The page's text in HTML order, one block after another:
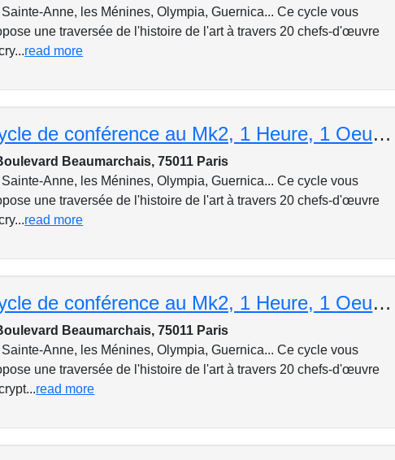
Sainte-Anne, les Ménines, Olympia, Guernica... Ce cycle vous
une traversée de l'histoire de l'art à travers 20 chefs-d'œuvre
read more
Cycle de conférence au Mk2, 1 Heure, 1 Oeuvre : Léonard de Vinci, « La Sainte Anne », 1503-1519
Beaumarchais, 75011 Paris
Sainte-Anne, les Ménines, Olympia, Guernica... Ce cycle vous
une traversée de l'histoire de l'art à travers 20 chefs-d'œuvre
read more
Cycle de conférence au Mk2, 1 Heure, 1 Oeuvre : Jan Van Eyck, « Les époux Arnolfini », 1434
Beaumarchais, 75011 Paris
Sainte-Anne, les Ménines, Olympia, Guernica... Ce cycle vous
une traversée de l'histoire de l'art à travers 20 chefs-d'œuvre
read more